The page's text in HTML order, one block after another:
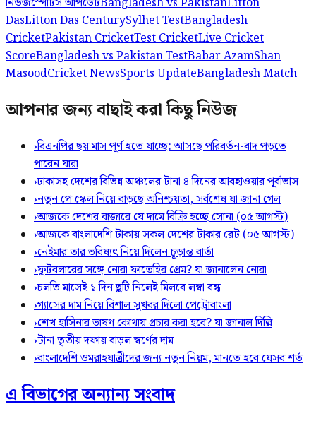
DasLitton Das CenturySylhet TestBangladesh
CricketPakistan CricketTest CricketLive Cricket
ScoreBangladesh vs Pakistan TestBabar AzamShan
MasoodCricket NewsSports UpdateBangladesh Match
আপনার জন্য বাছাই করা কিছু নিউজ
›বিএনপির ছয় মাস পূর্ণ হতে যাচ্ছে: আসছে পরিবর্তন-বাদ পড়তে
পারেন যারা
›ঢাকাসহ দেশের বিভিন্ন অঞ্চলের টানা ৪ দিনের আবহাওয়ার পূর্বাভাস
›নতুন পে স্কেল নিয়ে বাড়ছে অনিশ্চয়তা, সর্বশেষ যা জানা গেল
›আজকে দেশের বাজারে যে দামে বিক্রি হচ্ছে সোনা (০৫ আগস্ট)
›আজকে বাংলাদেশি টাকায় সকল দেশের টাকার রেট (০৫ আগস্ট)
›নেইমার তার ভবিষ্যৎ নিয়ে দিলেন চূড়ান্ত বার্তা
›ফুটবলারের সঙ্গে নোরা ফাতেহির প্রেম? যা জানালেন নোরা
›চলতি মাসেই ১ দিন ছুটি নিলেই মিলবে লম্বা বন্ধ
›গ্যাসের দাম নিয়ে বিশাল সুখবর দিলো পেট্রোবাংলা
›শেখ হাসিনার ভাষণ কোথায় প্রচার করা হবে? যা জানাল দিল্লি
›টানা তৃতীয় দফায় বাড়ল স্বর্ণের দাম
›বাংলাদেশি ওমরাহযাত্রীদের জন্য নতুন নিয়ম, মানতে হবে যেসব শর্ত
এ বিভাগের অন্যান্য সংবাদ